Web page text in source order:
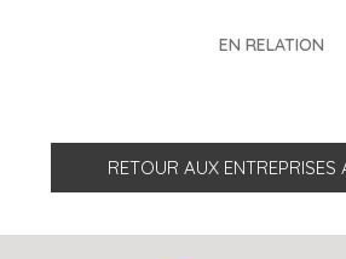
EN RELATION
RETOUR AUX ENTREPRISES